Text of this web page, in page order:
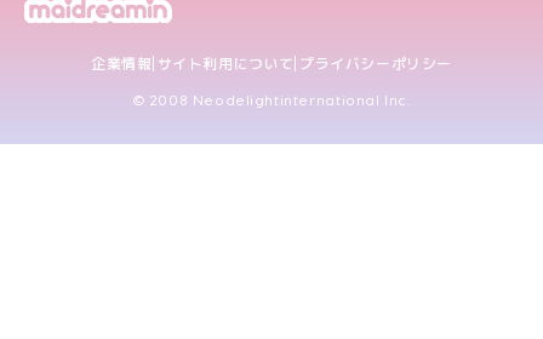
企業情報 サイト利用について プライバシーポリシー
© 2008 Neodelightinternational Inc.